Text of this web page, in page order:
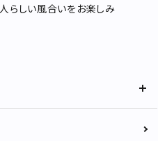
らしい風合いをお楽しみ